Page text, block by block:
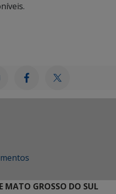
MATO GROSSO DO SUL